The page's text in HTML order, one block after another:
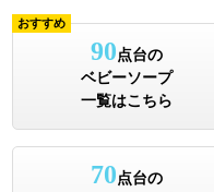
おすすめ
90点台の
ベビーソープ
一覧はこちら
70点台の